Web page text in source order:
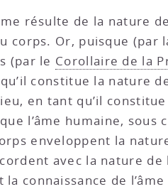
résulte de la nature
corps. Or, puisque (par
(par le Corollaire de la
constitue la nature
en tant qu’il
l’âme humaine,
enveloppent la
avec la nature
connaissance de